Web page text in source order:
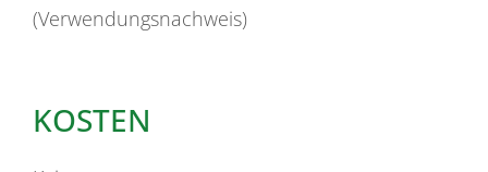
(Verwendungsnachweis)
KOSTEN